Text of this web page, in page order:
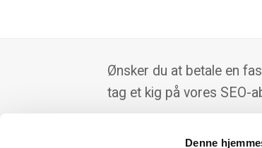
Denne
Ønsker du at betale en
tag et kig på vores SEO-